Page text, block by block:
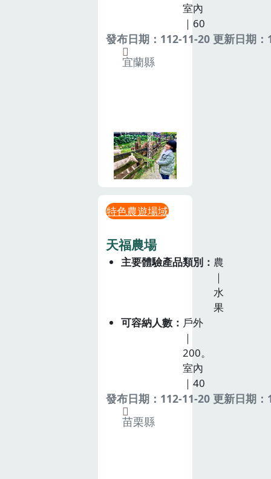
室內
｜60
發布日期：112-11-20 更新日期
宜蘭縣
特色農遊場域
天福農場
主要體驗產品類別
農
｜
水
果
可容納人數
戶外
｜
200。
室內
｜40
發布日期：112-11-20 更新日期
苗栗縣